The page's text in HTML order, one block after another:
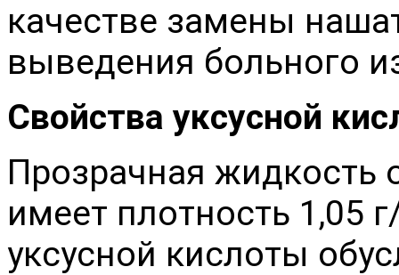
качестве замены
выведения больного
Свойства уксусной
Прозрачная жидкость
имеет плотность 1,05
уксусной кислоты